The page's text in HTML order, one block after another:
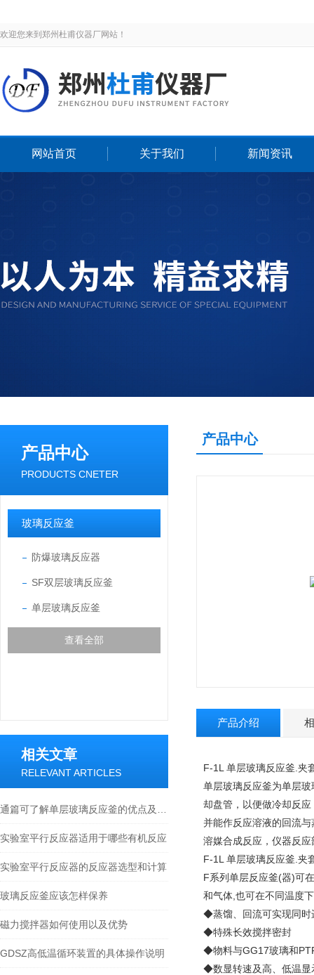
欢迎您来到郑州杜甫仪器厂网站！
网站首页 关于我们 新闻资讯
产品中心
PRODUCTS CNETER
玻璃反应釜
防爆玻璃反应器
SF双层玻璃反应釜
单层玻璃反应釜
查看全部
相关文章
RELEVANT ARTICLES
实验室平行反应器适用于哪些有机反应
实验室平行反应器的反应器选型和计算
玻璃反应釜应该怎样保养
磁力搅拌器如何使用以及优势
GDSZ高低温循环装置的具体操作说明
产品中心
产品介绍
F-1L 单层玻璃反应釜.夹
单层玻璃反应釜为单层
却盘管，以便做冷却反
并能作反应溶液的回流
溶媒合成反应，仪器反
F-1L 单层玻璃反应釜.夹
F系列单层反应釜(器)可
和气体,也可在不同温度
◆蒸馏、回流可实现同时
◆特殊长效搅拌密封
◆物料与GG17玻璃和
◆数显转速及高、低温显